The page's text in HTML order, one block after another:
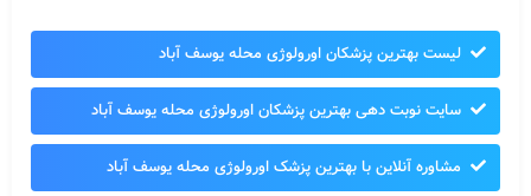
لیست بهترین پزشکان اورولوژی محله یوسف آباد
سایت نوبت دهی بهترین پزشکان اورولوژی محله یوسف آباد
مشاوره آنلاین با بهترین پزشک اورولوژی محله یوسف آباد